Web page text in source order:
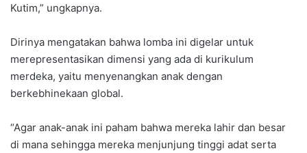
Kutim,” ungkapnya.
Dirinya mengatakan bahwa lomba ini digelar untuk
merepresentasikan dimensi yang ada di kurikulum
merdeka, yaitu menyenangkan anak dengan
berkebhinekaan global.
“Agar anak-anak ini paham bahwa mereka lahir dan besar
di mana sehingga mereka menjunjung tinggi adat serta